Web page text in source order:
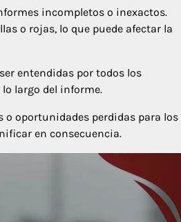
incompletos o inexactos.
o rojas, lo que puede afectar la
entendidas por todos los
largo del informe.
oportunidades perdidas para los
en consecuencia.